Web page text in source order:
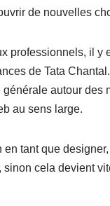
de nouvelles
professionnels, il y
de Tata
autour des
au sens large.
tant que
cela devient